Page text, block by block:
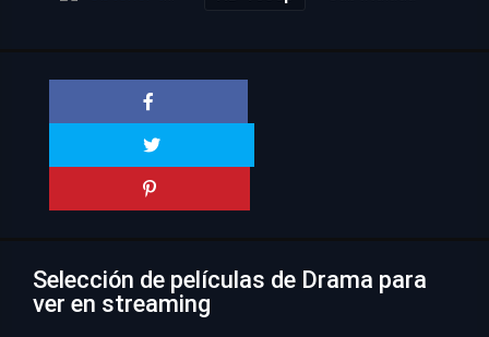
Selección de películas de Drama para
ver en streaming